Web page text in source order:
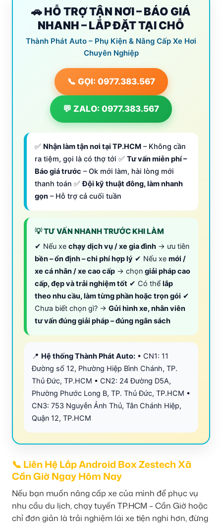
🚗 HỖ TRỢ TẬN NƠI – BÁO GIÁ
NHANH – LẮP ĐẶT TẠI CHỖ
Thành Phát Auto – Phụ Kiện & Nâng Cấp Xe Hơi
Chuyên Nghiệp
📞 GỌI: 0977.383.567
💬 ZALO: 0977.383.567
✅ Nhận làm tận nơi tại TP.HCM – Không cần
ra tiệm, gọi là có thợ tới ✅ Tư vấn miễn phí –
Báo giá trước – Ok mới làm, hài lòng mới
thanh toán ✅Đội kỹ thuật đông, làm nhanh
gọn – Hỗ trợ cả cuối tuần
💡 TƯ VẤN NHANH TRƯỚC KHI LÀM
✔ Nếu xe chạy dịch vụ / xe gia đình → ưu tiên
bền – ổn định – chi phí hợp lý ✔ Nếu xe mới /
xe cá nhân / xe cao cấp → chọn giải pháp cao
cấp, đẹp và trải nghiệm tốt ✔ Có thể lắp
theo nhu cầu, làm từng phần hoặc trọn gói ✔
Chưa biết chọn gì? → Gửi hình xe, nhân viên
tư vấn đúng giải pháp – đúng ngân sách
📍 Hệ thống Thành Phát Auto: • CN1: 11
Đường số 12, Phường Hiệp Bình Chánh, TP.
Thủ Đức, TP.HCM • CN2: 24 Đường D5A,
Phường Phước Long B, TP. Thủ Đức, TP.HCM •
CN3: 753 Nguyễn Ảnh Thủ, Tân Chánh Hiệp,
Quận 12, TP.HCM
📞 Liên Hệ Lắp Android Box Zestech Xã
Cần Giờ Ngay Hôm Nay
Nếu bạn muốn nâng cấp xe của mình để phục vụ
nhu cầu du lịch, chạy tuyến TP.HCM – Cần Giờ hoặc
chỉ đơn giản là trải nghiệm lái xe tiện nghi hơn, đừng